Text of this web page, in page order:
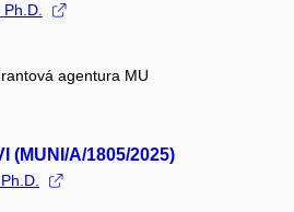
agentura MU
(MUNI/A/1805/2025)